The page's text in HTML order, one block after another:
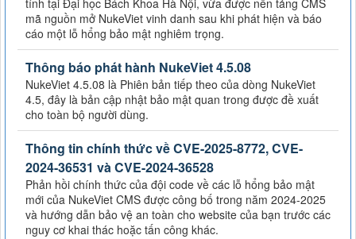
tính tại Đại học Bách Khoa Hà Nội, vừa được nền tảng CMS
mã nguồn mở NukeViet vinh danh sau khi phát hiện và báo
cáo một lỗ hổng bảo mật nghiêm trọng.
Thông báo phát hành NukeViet 4.5.08
NukeViet 4.5.08 là Phiên bản tiếp theo của dòng NukeViet
4.5, đây là bản cập nhật bảo mật quan trong được đề xuất
cho toàn bộ người dùng.
Thông tin chính thức về CVE-2025-8772, CVE-
2024-36531 và CVE-2024-36528
Phản hồi chính thức của đội code về các lỗ hổng bảo mật
mới của NukeViet CMS được công bố trong năm 2024-2025
và hướng dẫn bảo vệ an toàn cho website của bạn trước các
nguy cơ khai thác hoặc tấn công khác.